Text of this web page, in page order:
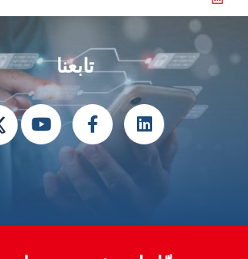
تابعنا